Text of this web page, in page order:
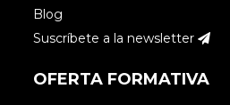
Blog
Suscríbete a la newsletter
OFERTA FORMATIVA